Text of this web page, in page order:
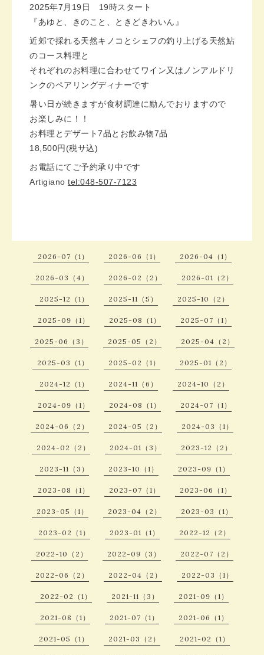
2025年7月19日 19時スタート
『あゆと、きのこと、ときどきわいん』
近郊で採れる天然キノコとシェフの釣り上げる天然鮎
のコース料理と
それぞれのお料理に合わせてワイン又はノンアルドリ
ンクのペアリングディナーです
暑い日が続きますが食材調達に励んでおりますので
お楽しみに！！
お料理とデザート7品とお飲み物7品
18,500円(税サ込)
お電話にてご予約承り中です
Artigiano tel:048-507-7123
2026-07（1） 2026-06（1） 2026-04（1）
2026-03（4） 2026-02（2） 2026-01（2）
2025-12（1） 2025-11（5） 2025-10（2）
2025-09（1） 2025-08（1） 2025-07（1）
2025-06（3） 2025-05（2） 2025-04（2）
2025-03（1） 2025-02（1） 2025-01（2）
2024-12（1） 2024-11（6） 2024-10（2）
2024-09（1） 2024-08（1） 2024-07（1）
2024-06（2） 2024-05（2） 2024-03（1）
2024-02（2） 2024-01（3） 2023-12（2）
2023-11（3） 2023-10（1） 2023-09（1）
2023-08（1） 2023-07（1） 2023-06（1）
2023-05（1） 2023-04（2） 2023-03（1）
2023-02（1） 2023-01（1） 2022-12（2）
2022-10（2） 2022-09（3） 2022-07（2）
2022-06（2） 2022-04（2） 2022-03（1）
2022-02（1） 2021-11（3） 2021-09（1）
2021-08（1） 2021-07（1） 2021-06（1）
2021-05（1） 2021-03（2） 2021-02（1）